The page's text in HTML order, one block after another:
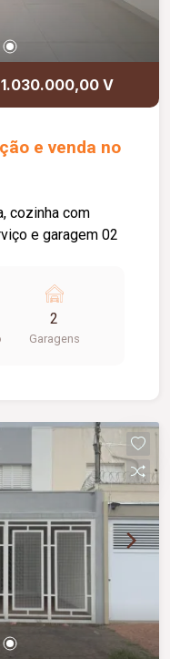
1.030.000,00 V
e venda no
cozinha com
e garagem 02
2
Garagens